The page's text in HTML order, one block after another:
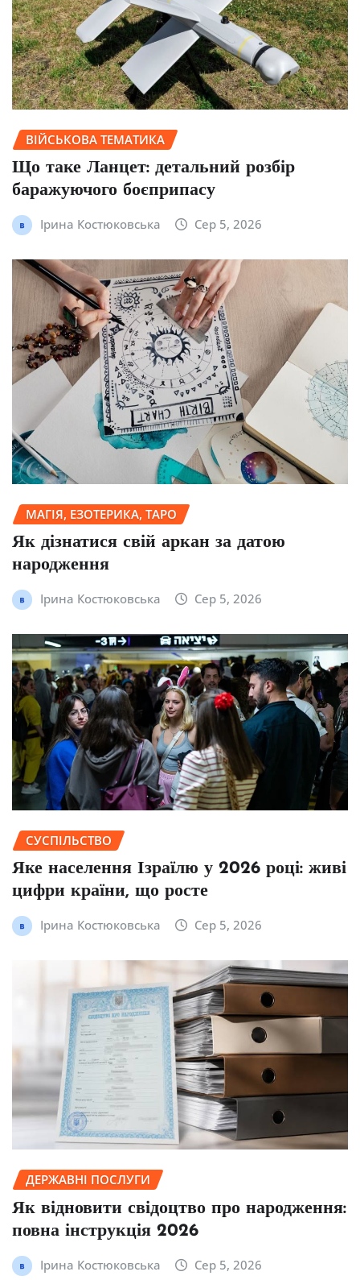
ВІЙСЬКОВА ТЕМАТИКА
Що таке Ланцет: детальний розбір
баражуючого боєприпасу
Ірина Костюковська Сер 5, 2026
МАГІЯ, ЕЗОТЕРИКА, ТАРО
Як дізнатися свій аркан за датою
народження
Ірина Костюковська Сер 5, 2026
СУСПІЛЬСТВО
Яке населення Ізраїлю у 2026 році: живі
цифри країни, що росте
Ірина Костюковська Сер 5, 2026
ДЕРЖАВНІ ПОСЛУГИ
Як відновити свідоцтво про народження:
повна інструкція 2026
Ірина Костюковська Сер 5, 2026